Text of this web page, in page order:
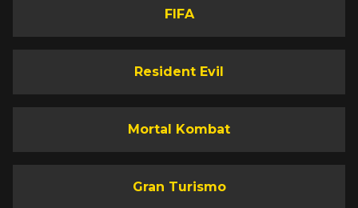
FIFA
Resident Evil
Mortal Kombat
Gran Turismo